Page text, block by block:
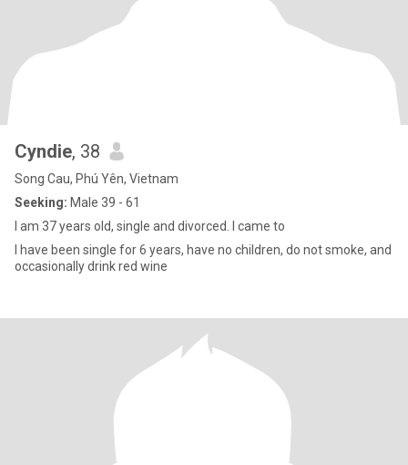
Cyndie, 38
Song Cau, Phú Yên, Vietnam
Seeking: Male 39 - 61
I am 37 years old, single and divorced. I came to
I have been single for 6 years, have no children, do not smoke, and
occasionally drink red wine